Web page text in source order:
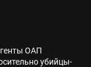
ОАП
убийцы-